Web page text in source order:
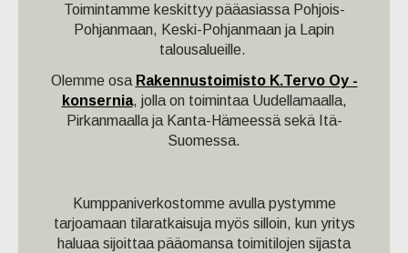
Toimintamme keskittyy pääasiassa Pohjois-
Pohjanmaan, Keski-Pohjanmaan ja Lapin
talousalueille.
Olemme osa Rakennustoimisto K.Tervo Oy -
konsernia, jolla on toimintaa Uudellamaalla,
Pirkanmaalla ja Kanta-Hämeessä sekä Itä-
Suomessa.
Kumppaniverkostomme avulla pystymme
tarjoamaan tilaratkaisuja myös silloin, kun yritys
haluaa sijoittaa pääomansa toimitilojen sijasta